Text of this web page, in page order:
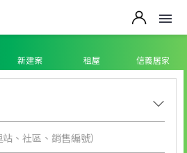
新建案 租屋 信義居家